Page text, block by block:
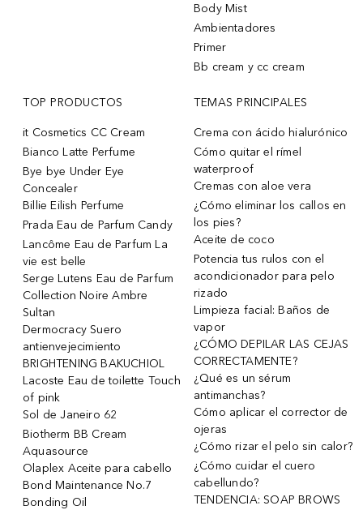
Body Mist
Ambientadores
Primer
Bb cream y cc cream
TOP PRODUCTOS
it Cosmetics CC Cream
Bianco Latte Perfume
Bye bye Under Eye
Concealer
Billie Eilish Perfume
Prada Eau de Parfum Candy
Lancôme Eau de Parfum La
vie est belle
Serge Lutens Eau de Parfum
Collection Noire Ambre
Sultan
Dermocracy Suero
antienvejecimiento
BRIGHTENING BAKUCHIOL
Lacoste Eau de toilette Touch
of pink
Sol de Janeiro 62
Biotherm BB Cream
Aquasource
Olaplex Aceite para cabello
Bond Maintenance No.7
Bonding Oil
TEMAS PRINCIPALES
Crema con ácido hialurónico
Cómo quitar el rímel
waterproof
Cremas con aloe vera
¿Cómo eliminar los callos en
los pies?
Aceite de coco
Potencia tus rulos con el
acondicionador para pelo
rizado
Limpieza facial: Baños de
vapor
¿CÓMO DEPILAR LAS CEJAS
CORRECTAMENTE?
¿Qué es un sérum
antimanchas?
Cómo aplicar el corrector de
ojeras
¿Cómo rizar el pelo sin calor?
¿Cómo cuidar el cuero
cabellundo?
TENDENCIA: SOAP BROWS